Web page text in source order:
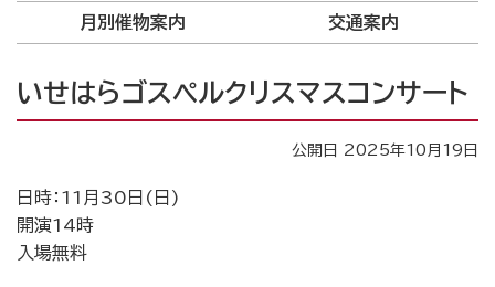
月別催物案内 交通案内
いせはらゴスペルクリスマスコンサート
公開日 2025年10月19日
日時：11月30日(日)
開演14時
入場無料